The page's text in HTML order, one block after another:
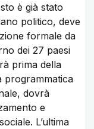
è già stato
politico, deve
formale da
dei 27 paesi
prima della
programmatica
dovrà
e
L’ultima